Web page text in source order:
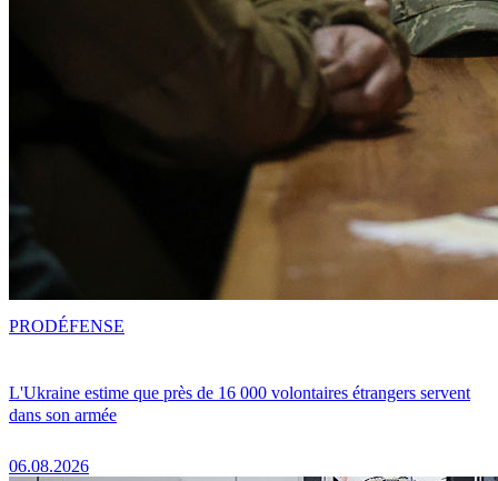
L'Ukraine estime que près de 16 000 volontaires étrangers servent
dans son armée
06.08.2026
PRODÉFENSE